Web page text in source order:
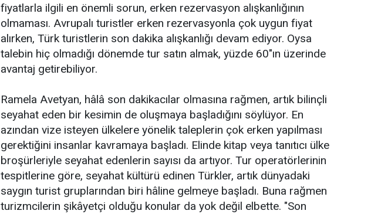
fiyatlarla ilgili en önemli sorun, erken rezervasyon alışkanlığının
olmaması. Avrupalı turistler erken rezervasyonla çok uygun fiyat
alırken, Türk turistlerin son dakika alışkanlığı devam ediyor. Oysa
talebin hiç olmadığı dönemde tur satın almak, yüzde 60"ın üzerinde
avantaj getirebiliyor.
Ramela Avetyan, hâlâ son dakikacılar olmasına rağmen, artık bilinçli
seyahat eden bir kesimin de oluşmaya başladığını söylüyor. En
azından vize isteyen ülkelere yönelik taleplerin çok erken yapılması
gerektiğini insanlar kavramaya başladı. Elinde kitap veya tanıtıcı ülke
broşürleriyle seyahat edenlerin sayısı da artıyor. Tur operatörlerinin
tespitlerine göre, seyahat kültürü edinen Türkler, artık dünyadaki
saygın turist gruplarından biri hâline gelmeye başladı. Buna rağmen
turizmcilerin şikâyetçi olduğu konular da yok değil elbette. "Son